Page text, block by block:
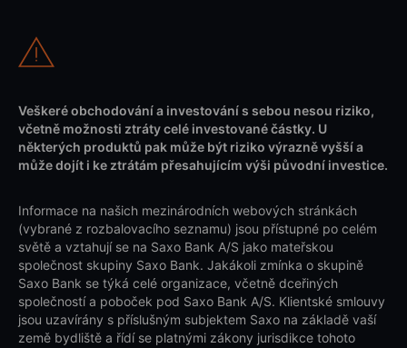
Veškeré obchodování a investování s sebou nesou riziko,
včetně možnosti ztráty celé investované částky. U
některých produktů pak může být riziko výrazně vyšší a
může dojít i ke ztrátám přesahujícím výši původní investice.
Informace na našich mezinárodních webových stránkách
(vybrané z rozbalovacího seznamu) jsou přístupné po celém
světě a vztahují se na Saxo Bank A/S jako mateřskou
společnost skupiny Saxo Bank. Jakákoli zmínka o skupině
Saxo Bank se týká celé organizace, včetně dceřiných
společností a poboček pod Saxo Bank A/S. Klientské smlouvy
jsou uzavírány s příslušným subjektem Saxo na základě vaší
země bydliště a řídí se platnými zákony jurisdikce tohoto